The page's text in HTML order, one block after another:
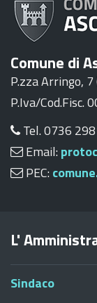
Comune di
P.zza Arringo, 7
P.Iva/Cod.Fisc.
Tel. 0736
Email:
PEC:
L'
Sindaco